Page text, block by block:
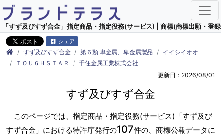
「すず及びすず合金」指定商品・指定役務(サービス) | 商標(商標出願・登
シェア
すず及びすず合金 第６類 卑金属、卑金属製品
イイシイオオ
ＴＯＵＧＨＳＴＡＲ
千住金属工業株式会社
更新日：2026/08/01
すず及びすず合金
このページでは、指定商品・指定役務(サービス)「すず及び
すず合金」における特許庁発行の107件の、商標公報データに